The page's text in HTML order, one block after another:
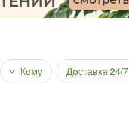
Кому Доставка 24/7